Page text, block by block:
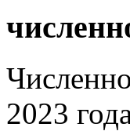
2023